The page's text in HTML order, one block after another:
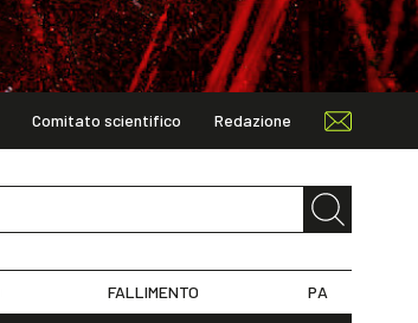
Comitato scientifico Redazione
FALLIMENTO PA